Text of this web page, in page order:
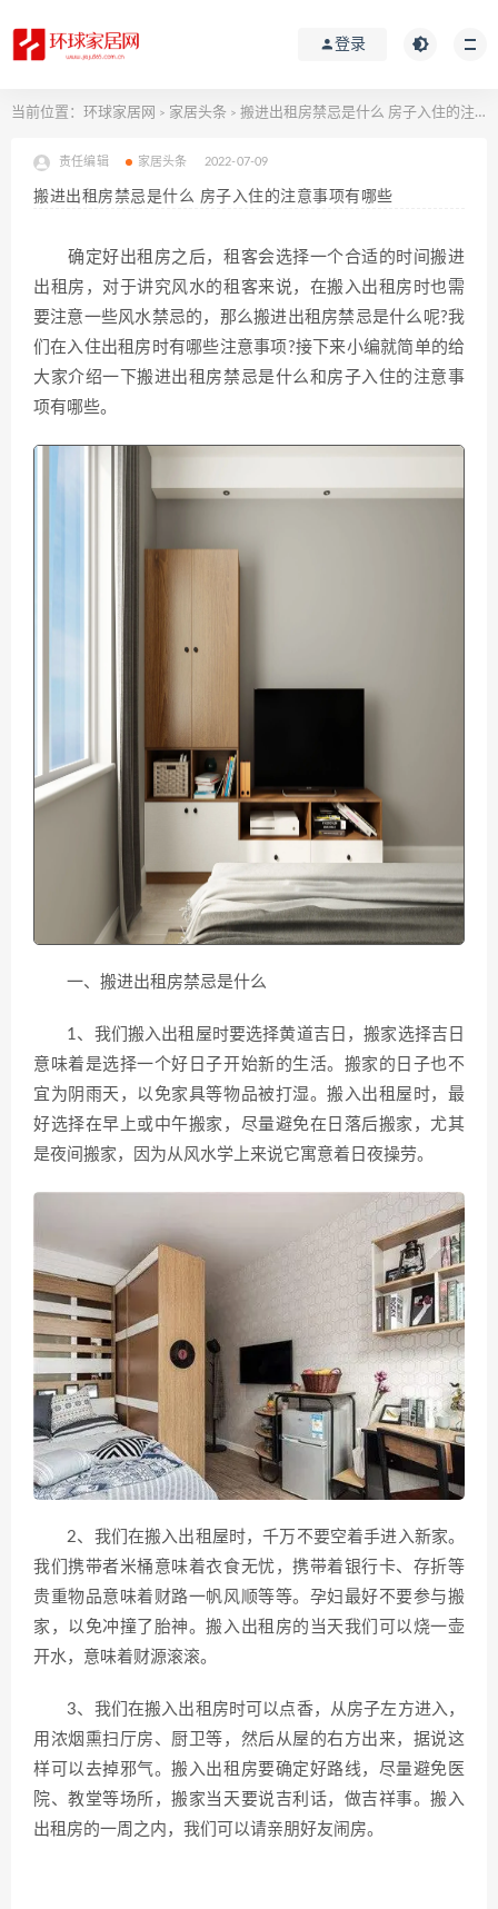
登录
当前位置： 环球家居网 > 家居头条 > 搬进出租房禁忌是什么 房子入住的注意事项有哪些
责任编辑 家居头条 2022-07-09
搬进出租房禁忌是什么 房子入住的注意事项有哪些
确定好出租房之后，租客会选择一个合适的时间搬进
出租房，对于讲究风水的租客来说，在搬入出租房时也需
要注意一些风水禁忌的，那么搬进出租房禁忌是什么呢?我
们在入住出租房时有哪些注意事项?接下来小编就简单的给
大家介绍一下搬进出租房禁忌是什么和房子入住的注意事
项有哪些。
一、搬进出租房禁忌是什么
1、我们搬入出租屋时要选择黄道吉日，搬家选择吉日
意味着是选择一个好日子开始新的生活。搬家的日子也不
宜为阴雨天，以免家具等物品被打湿。搬入出租屋时，最
好选择在早上或中午搬家，尽量避免在日落后搬家，尤其
是夜间搬家，因为从风水学上来说它寓意着日夜操劳。
2、我们在搬入出租屋时，千万不要空着手进入新家。
我们携带者米桶意味着衣食无忧，携带着银行卡、存折等
贵重物品意味着财路一帆风顺等等。孕妇最好不要参与搬
家，以免冲撞了胎神。搬入出租房的当天我们可以烧一壶
开水，意味着财源滚滚。
3、我们在搬入出租房时可以点香，从房子左方进入，
用浓烟熏扫厅房、厨卫等，然后从屋的右方出来，据说这
样可以去掉邪气。搬入出租房要确定好路线，尽量避免医
院、教堂等场所，搬家当天要说吉利话，做吉祥事。搬入
出租房的一周之内，我们可以请亲朋好友闹房。